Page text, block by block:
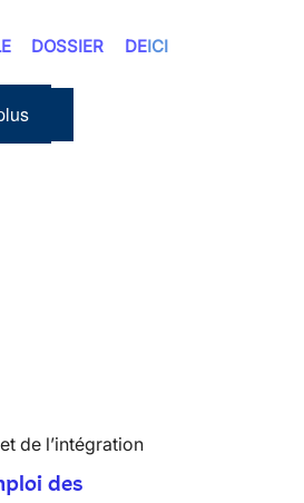
DOSSIER DEICI
de l’intégration
des